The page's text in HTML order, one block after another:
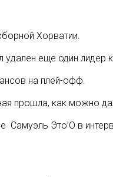
Хорватии.
удален еще один лидер
на плей-офф.
прошла, как можно
Самуэль Это’О в